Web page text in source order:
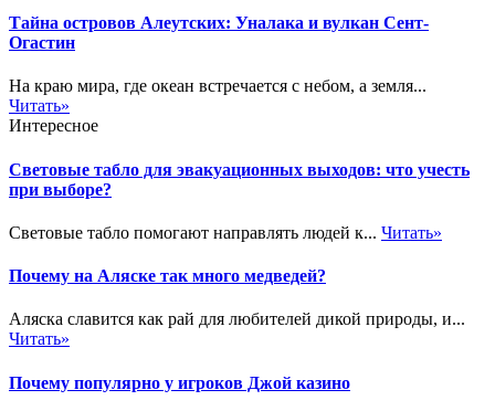
Тайна островов Алеутских: Уналака и вулкан Сент-
Огастин
На краю мира, где океан встречается с небом, а земля...
Читать»
Интересное
Световые табло для эвакуационных выходов: что учесть
при выборе?
Световые табло помогают направлять людей к... Читать»
Почему на Аляске так много медведей?
Аляска славится как рай для любителей дикой природы, и...
Читать»
Почему популярно у игроков Джой казино